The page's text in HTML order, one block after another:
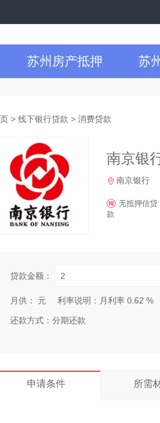
苏州房产抵押 苏
> 线下银行贷款 > 消费贷款
南京银
南京银行
无抵押信贷
款
贷款金额：
月供： 元 利率说明：月利率 0.62 %
还款方式：分期还款
申请条件 所需